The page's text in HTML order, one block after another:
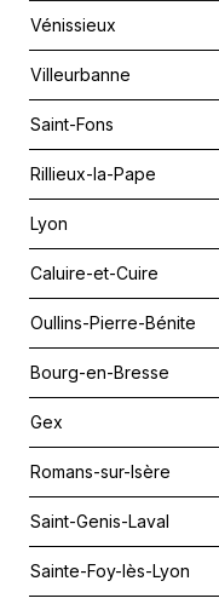
Vénissieux
Villeurbanne
Saint-Fons
Rillieux-la-Pape
Lyon
Caluire-et-Cuire
Oullins-Pierre-Bénite
Bourg-en-Bresse
Gex
Romans-sur-Isère
Saint-Genis-Laval
Sainte-Foy-lès-Lyon